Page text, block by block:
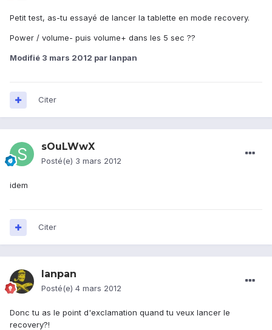
Petit test, as-tu essayé de lancer la tablette en mode recovery.
Power / volume- puis volume+ dans les 5 sec ??
Modifié 3 mars 2012 par lanpan
Citer
sOuLWwX
Posté(e) 3 mars 2012
idem
Citer
lanpan
Posté(e) 4 mars 2012
Donc tu as le point d'exclamation quand tu veux lancer le
recovery?!